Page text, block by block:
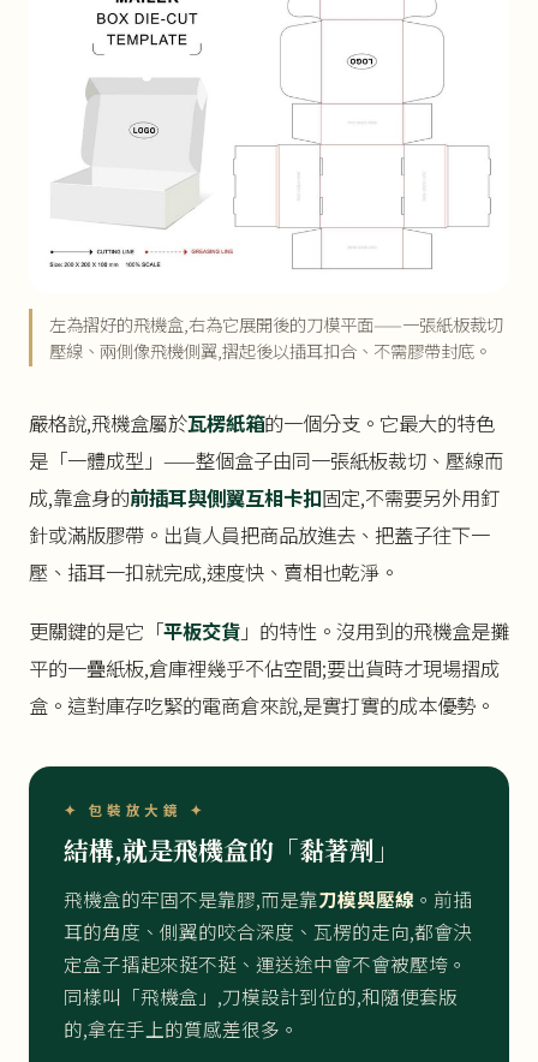
左為摺好的飛機盒,右為它展開後的刀模平面——一張紙板裁切
壓線、兩側像飛機側翼,摺起後以插耳扣合、不需膠帶封底。
嚴格說,飛機盒屬於瓦楞紙箱的一個分支。它最大的特色
是「一體成型」——整個盒子由同一張紙板裁切、壓線而
成,靠盒身的前插耳與側翼互相卡扣固定,不需要另外用釘
針或滿版膠帶。出貨人員把商品放進去、把蓋子往下一
壓、插耳一扣就完成,速度快、賣相也乾淨。
更關鍵的是它「平板交貨 」的特性。沒用到的飛機盒是攤
平的一疊紙板,倉庫裡幾乎不佔空間;要出貨時才現場摺成
盒。這對庫存吃緊的電商倉來說,是實打實的成本優勢。
✦ 包裝放大鏡 ✦
結構,就是飛機盒的「黏著劑」
飛機盒的牢固不是靠膠,而是靠刀模與壓線 。前插
耳的角度、側翼的咬合深度、瓦楞的走向,都會決
定盒子摺起來挺不挺、運送途中會不會被壓垮。
同樣叫「飛機盒」,刀模設計到位的,和隨便套版
的,拿在手上的質感差很多。